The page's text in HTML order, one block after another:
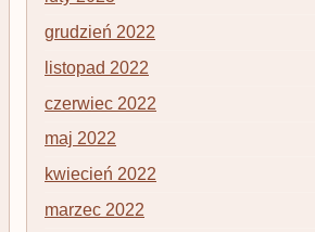
grudzień 2022
listopad 2022
czerwiec 2022
maj 2022
kwiecień 2022
marzec 2022